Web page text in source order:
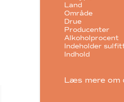
Land
Område
Drue
Producenter
Alkoholprocent
Indeholder
Indhold
Læs mere om